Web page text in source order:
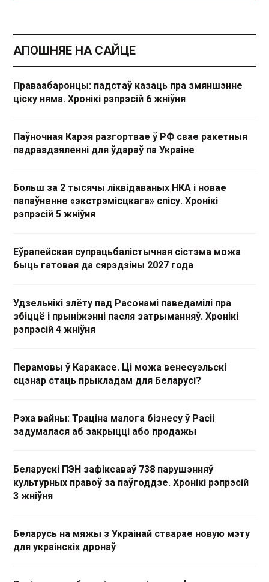
АПОШНЯЕ НА САЙЦЕ
Праваабаронцы: падстаў казаць пра змяншэнне
ціску няма. Хронікі рэпрэсій 6 жніўня
Паўночная Карэя разгортвае ў РФ свае ракетныя
падраздзяленні для ўдараў па Украіне
Больш за 2 тысячы ліквідаваных НКА і новае
папаўненне «экстрэмісцкага» спісу. Хронікі
рэпрэсій 5 жніўня
Еўрапейская супрацьбалістычная сістэма можа
быць гатовая да сярэдзіны 2027 года
Удзельнікі злёту пад Расонамі паведамілі пра
збіццё і прыніжэнні пасля затрыманняў. Хронікі
рэпрэсій 4 жніўня
Перамовы ў Каракасе. Ці можа венесуэльскі
сцэнар стаць прыкладам для Беларусі?
Рэха вайны: Траціна малога бізнесу ў Расіі
задумалася аб закрыцці або продажы
Беларускі ПЭН зафіксаваў 738 парушэнняў
культурных правоў за паўгоддзе. Хронікі рэпрэсій
3 жніўня
Беларусь на мяжы з Украінай стварае новую мэту
для украінскіх дронаў